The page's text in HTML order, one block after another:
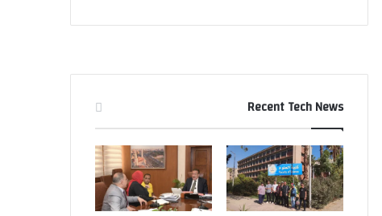
Recent Tech News